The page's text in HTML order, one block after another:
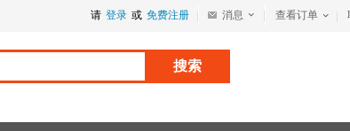
请 登录 或 免费注册 消息 查看订单
搜索